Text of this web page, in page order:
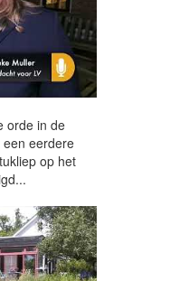
orde in de
eerdere
op het